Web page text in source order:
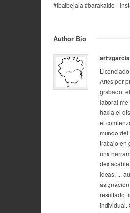
Author Bio
aritzgarcia
Artes por
grabado,
laboral me
hacia el
el
mundo del
trabajo en
una
ideas, ...
asignación
resultado
individual.